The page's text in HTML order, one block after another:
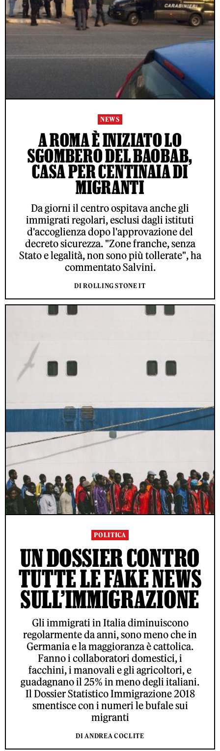
NEWS
A ROMA È INIZIATO LO
SGOMBERO DEL BAOBAB,
CASA PER CENTINAIA DI
MIGRANTI
Da giorni il centro ospitava anche gli
immigrati regolari, esclusi dagli istituti
d'accoglienza dopo l'approvazione del
decreto sicurezza. "Zone franche, senza
Stato e legalità, non sono più tollerate", ha
commentato Salvini.
DI ROLLING STONE IT
POLITICA
UN DOSSIER CONTRO
TUTTE LE FAKE NEWS
SULL’IMMIGRAZIONE
Gli immigrati in Italia diminuiscono
regolarmente da anni, sono meno che in
Germania e la maggioranza è cattolica.
Fanno i collaboratori domestici, i
facchini, i manovali e gli agricoltori, e
guadagnano il 25% in meno degli italiani.
Il Dossier Statistico Immigrazione 2018
smentisce con i numeri le bufale sui
migranti
DI ANDREA COCLITE